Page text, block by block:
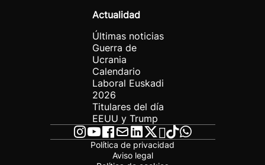
Actualidad
Últimas noticias
Guerra de
Ucrania
Calendario
Laboral Euskadi
2026
Titulares del día
EEUU y Trump
Política de privacidad
Aviso legal